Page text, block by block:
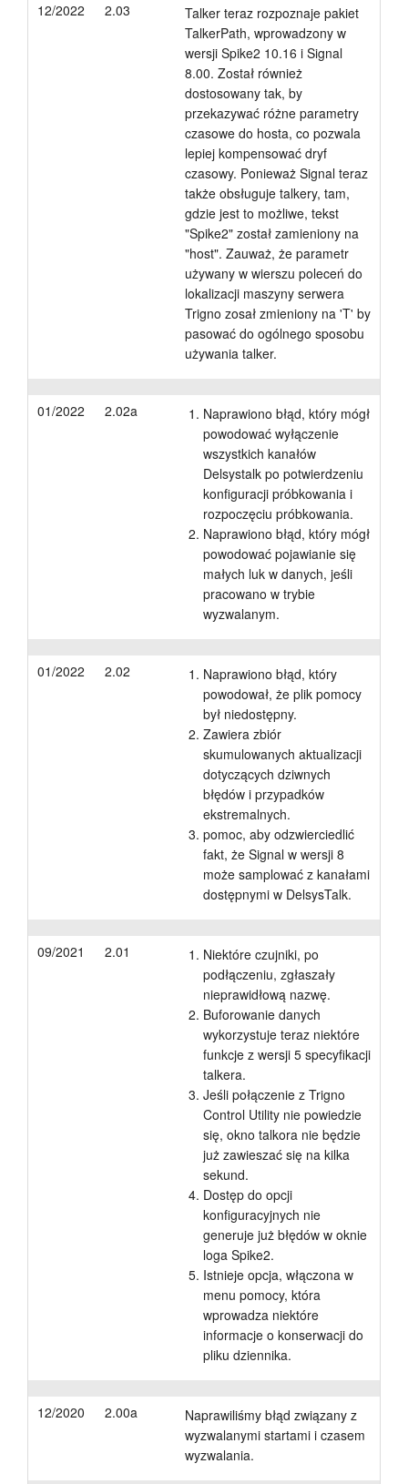
12/2022 2.03
Talker teraz rozpoznaje pakiet
TalkerPath, wprowadzony w
wersji Spike2 10.16 i Signal
8.00. Został również
dostosowany tak, by
przekazywać różne parametry
czasowe do hosta, co pozwala
lepiej kompensować dryf
czasowy. Ponieważ Signal teraz
także obsługuje talkery, tam,
gdzie jest to możliwe, tekst
"Spike2" został zamieniony na
"host". Zauważ, że parametr
używany w wierszu poleceń do
lokalizacji maszyny serwera
Trigno zosał zmieniony na 'T' by
pasować do ogólnego sposobu
używania talker.
01/2022 2.02a
Naprawiono błąd, który mógł
powodować wyłączenie
wszystkich kanałów
Delsystalk po potwierdzeniu
konfiguracji próbkowania i
rozpoczęciu próbkowania.
Naprawiono błąd, który mógł
powodować pojawianie się
małych luk w danych, jeśli
pracowano w trybie
wyzwalanym.
01/2022 2.02
Naprawiono błąd, który
powodował, że plik pomocy
był niedostępny.
Zawiera zbiór
skumulowanych aktualizacji
dotyczących dziwnych
błędów i przypadków
ekstremalnych.
pomoc, aby odzwierciedlić
fakt, że Signal w wersji 8
może samplować z kanałami
dostępnymi w DelsysTalk.
09/2021 2.01
Niektóre czujniki, po
podłączeniu, zgłaszały
nieprawidłową nazwę.
Buforowanie danych
wykorzystuje teraz niektóre
funkcje z wersji 5 specyfikacji
talkera.
Jeśli połączenie z Trigno
Control Utility nie powiedzie
się, okno talkora nie będzie
już zawieszać się na kilka
sekund.
Dostęp do opcji
konfiguracyjnych nie
generuje już błędów w oknie
loga Spike2.
Istnieje opcja, włączona w
menu pomocy, która
wprowadza niektóre
informacje o konserwacji do
pliku dziennika.
12/2020 2.00a
Naprawiliśmy błąd związany z
wyzwalanymi startami i czasem
wyzwalania.